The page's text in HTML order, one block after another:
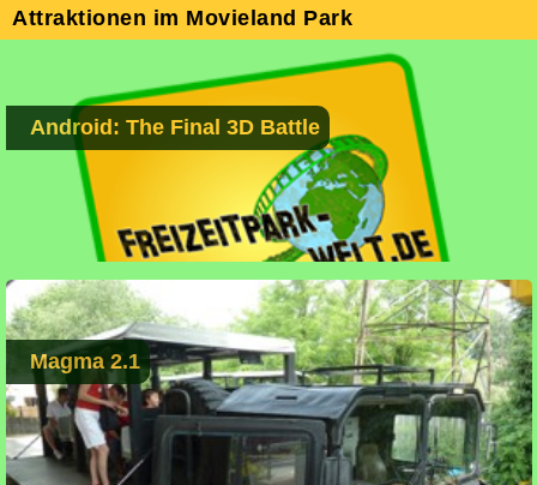
Attraktionen im Movieland Park
Android: The Final 3D Battle
Magma 2.1